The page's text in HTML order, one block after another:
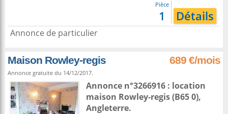
Pièce
1 Détails
Annonce de particulier
Maison Rowley-regis 689 €/mois
Annonce gratuite du 14/12/2017.
Annonce n°3266916 : location
maison Rowley-regis(B65 0),
Angleterre.